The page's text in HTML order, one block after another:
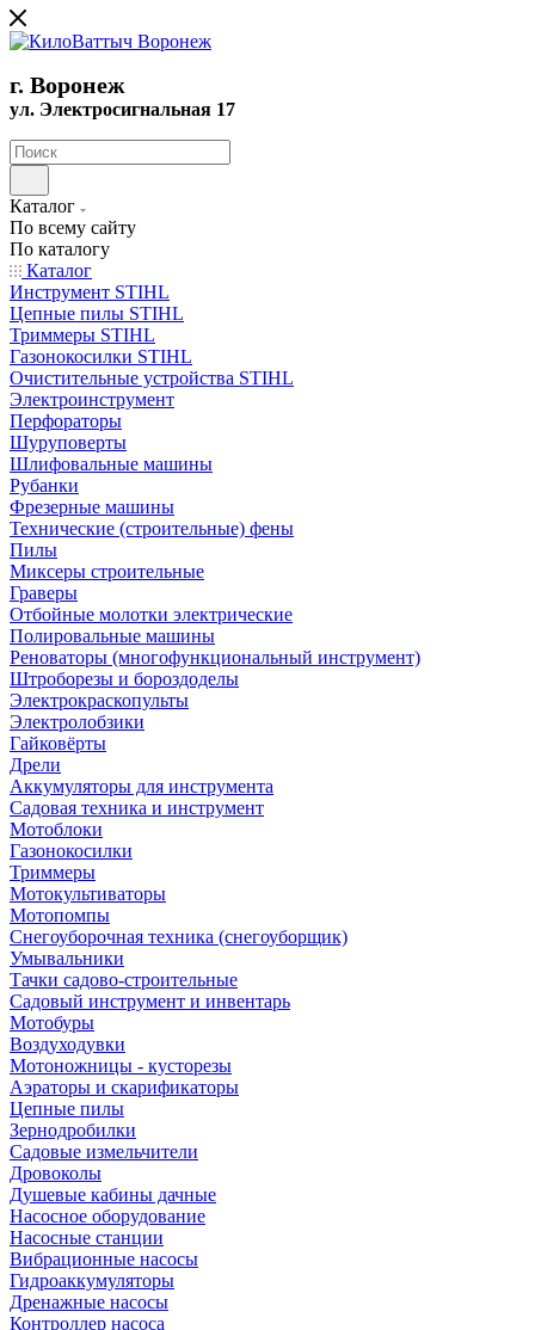
г. Воронеж
ул. Электросигнальная 17
Каталог
По всему сайту
По каталогу
Каталог
Инструмент STIHL
Цепные пилы STIHL
Триммеры STIHL
Газонокосилки STIHL
Очистительные устройства STIHL
Электроинструмент
Перфораторы
Шуруповерты
Шлифовальные машины
Рубанки
Фрезерные машины
Технические (строительные) фены
Пилы
Миксеры строительные
Граверы
Отбойные молотки электрические
Полировальные машины
Реноваторы (многофункциональный инструмент)
Штроборезы и бороздоделы
Электрокраскопульты
Электролобзики
Гайковёрты
Дрели
Аккумуляторы для инструмента
Садовая техника и инструмент
Мотоблоки
Газонокосилки
Триммеры
Мотокультиваторы
Мотопомпы
Снегоуборочная техника (снегоуборщик)
Умывальники
Тачки садово-строительные
Садовый инструмент и инвентарь
Мотобуры
Воздуходувки
Мотоножницы - кусторезы
Аэраторы и скарификаторы
Цепные пилы
Зернодробилки
Садовые измельчители
Дровоколы
Душевые кабины дачные
Насосное оборудование
Насосные станции
Вибрационные насосы
Гидроаккумуляторы
Дренажные насосы
Контроллер насоса